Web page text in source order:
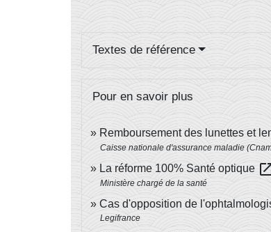
Textes de référence
Pour en savoir plus
Remboursement des lunettes et
Caisse nationale d'assurance maladie
La réforme 100% Santé optique
Ministère chargé de la santé
Cas d'opposition de
Legifrance